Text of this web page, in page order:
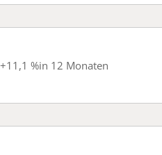
+11,1 %in 12 Monaten